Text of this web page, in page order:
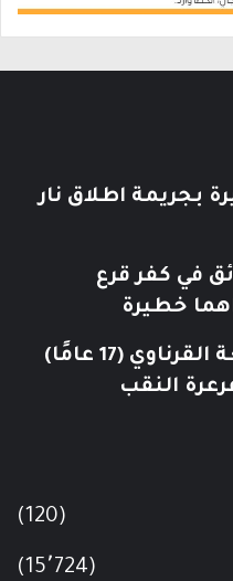
بجريمة اطلاق نار
في كفر قرع
خطيرة
مصرع الفتى محمد جمعة القرناوي (17 عامًا)
النقب
(120)
(15٬724)